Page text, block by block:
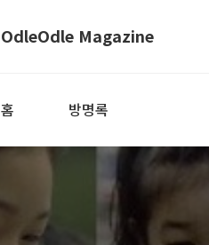
OdleOdle Magazine
홈 방명록